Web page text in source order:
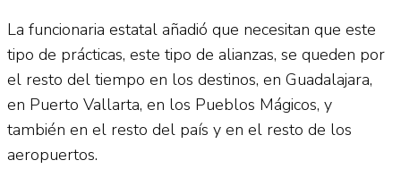
La funcionaria estatal añadió que necesitan que este
tipo de prácticas, este tipo de alianzas, se queden por
el resto del tiempo en los destinos, en Guadalajara,
en Puerto Vallarta, en los Pueblos Mágicos, y
también en el resto del país y en el resto de los
aeropuertos.